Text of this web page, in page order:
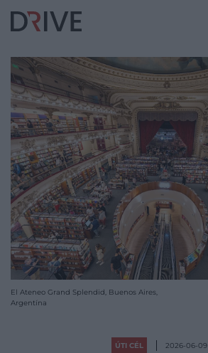
El Ateneo Grand Splendid, Buenos Aires,
Argentína
ÚTI CÉL 2026-06-09